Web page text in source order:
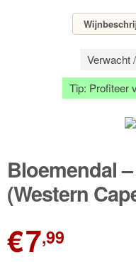
Verwacht
Tip: Profiteer
Bloemendal
(Western
€7,99